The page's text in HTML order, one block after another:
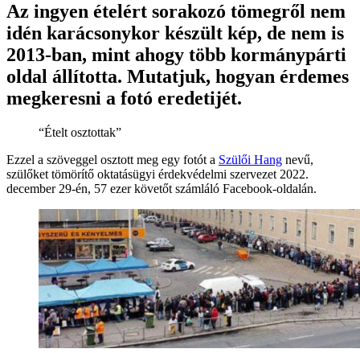
Az ingyen ételért sorakozó tömegről nem
idén karácsonykor készült kép, de nem is
2013-ban, mint ahogy több kormánypárti
oldal állította. Mutatjuk, hogyan érdemes
megkeresni a fotó eredetijét.
“Ételt osztottak”
Ezzel a szöveggel osztott meg egy fotót a Szülői Hang nevű,
szülőket tömörítő oktatásügyi érdekvédelmi szervezet 2022.
december 29-én, 57 ezer követőt számláló Facebook-oldalán.